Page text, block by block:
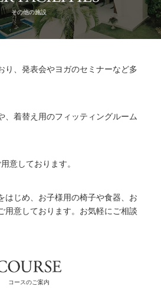
その他の施設
り、発表会やヨガのセミナーなど多
、着替え用のフィッティングルーム
意しております。
はじめ、お子様用の椅子や食器、お
用意しております。お気軽にご相談
コースのご案内